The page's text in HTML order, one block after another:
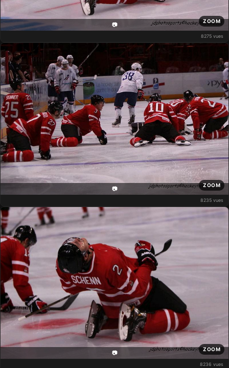
📷
ZOOM
8275 vues
📷
ZOOM
8235 vues
📷
ZOOM
8236 vues